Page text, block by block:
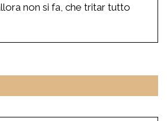
non si fa, che tritar tutto